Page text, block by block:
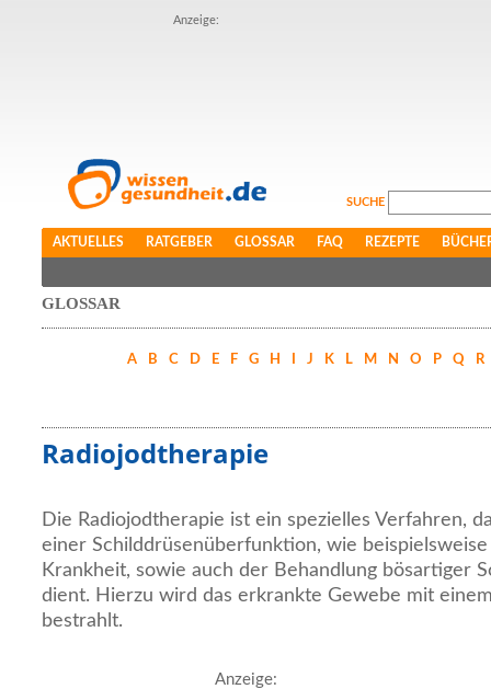
Anzeige:
SUCHE
AKTUELLES RATGEBER GLOSSAR FAQ REZEPTE
GLOSSAR
A B C D E F G H J K L M N O P Q R
Radiojodtherapie
Die Radiojodtherapie ist ein spezielles Verfahren,
einer Schilddrüsenüberfunktion, wie
Krankheit, sowie auch der Behandlung bösartiger
dient. Hierzu wird das erkrankte Gewebe mit
bestrahlt.
Anzeige: